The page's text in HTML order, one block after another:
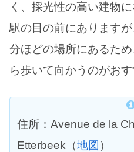
く、採光性の高い建物
駅の目の前にあります
分ほどの場所にあるた
ら歩いて向かうのがおす
住所：Avenue de la
Etterbeek（地図 ）